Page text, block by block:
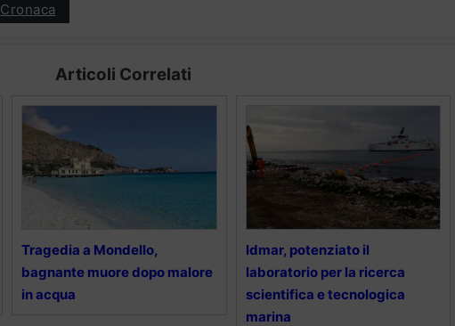
Cronaca
Articoli Correlati
Tragedia a Mondello,
bagnante muore dopo malore
in acqua
Idmar, potenziato il
laboratorio per la ricerca
scientifica e tecnologica
marina